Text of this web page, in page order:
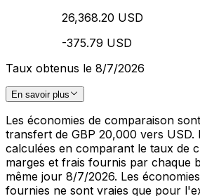
26,368.20 USD
-375.79 USD
Taux obtenus le 8/7/2026
En savoir plus
Les économies de comparaison
transfert de GBP 20,000 vers USD.
calculées en comparant le taux de
marges et frais fournis par chaque
même jour 8/7/2026. Les
fournies ne sont vraies que pour